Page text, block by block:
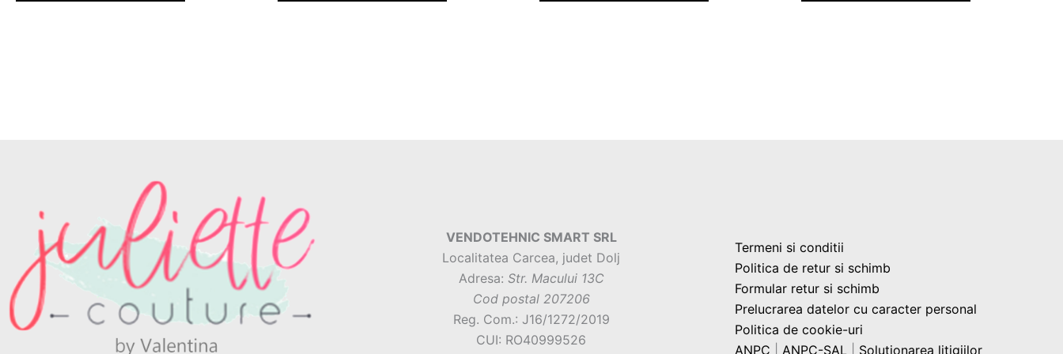
VENDOTEHNIC SMART SRL
Localitatea Carcea, judet Dolj
Adresa: Str. Macului 13C
Cod postal 207206
Reg. Com.: J16/1272/2019
CUI: RO40999526
Termeni si conditii
Politica de retur si schimb
Formular retur si schimb
Prelucrarea datelor cu caracter personal
Politica de cookie-uri
ANPC
ANPC-SAL Solutionarea litigiilor